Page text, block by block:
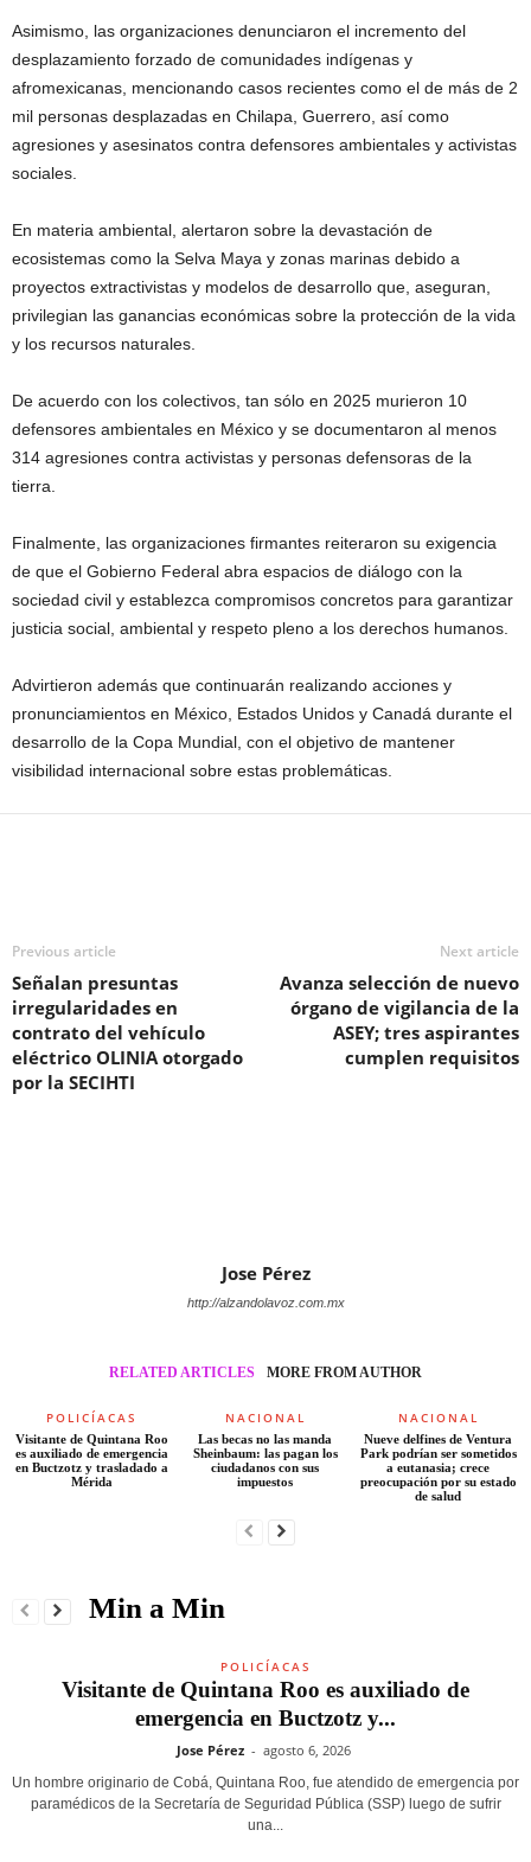
Asimismo, las organizaciones denunciaron el incremento del
desplazamiento forzado de comunidades indígenas y
afromexicanas, mencionando casos recientes como el de más de 2
mil personas desplazadas en Chilapa, Guerrero, así como
agresiones y asesinatos contra defensores ambientales y activistas
sociales.
En materia ambiental, alertaron sobre la devastación de
ecosistemas como la Selva Maya y zonas marinas debido a
proyectos extractivistas y modelos de desarrollo que, aseguran,
privilegian las ganancias económicas sobre la protección de la vida
y los recursos naturales.
De acuerdo con los colectivos, tan sólo en 2025 murieron 10
defensores ambientales en México y se documentaron al menos
314 agresiones contra activistas y personas defensoras de la
tierra.
Finalmente, las organizaciones firmantes reiteraron su exigencia
de que el Gobierno Federal abra espacios de diálogo con la
sociedad civil y establezca compromisos concretos para garantizar
justicia social, ambiental y respeto pleno a los derechos humanos.
Advirtieron además que continuarán realizando acciones y
pronunciamientos en México, Estados Unidos y Canadá durante el
desarrollo de la Copa Mundial, con el objetivo de mantener
visibilidad internacional sobre estas problemáticas.
Previous article
Señalan presuntas
irregularidades en
contrato del vehículo
eléctrico OLINIA otorgado
por la SECIHTI
Next article
Avanza selección de nuevo
órgano de vigilancia de la
ASEY; tres aspirantes
cumplen requisitos
Jose Pérez
http://alzandolavoz.com.mx
RELATED ARTICLES MORE FROM AUTHOR
POLICÍACAS
Visitante de Quintana Roo
es auxiliado de emergencia
en Buctzotz y trasladado a
Mérida
NACIONAL
Las becas no las manda
Sheinbaum: las pagan los
ciudadanos con sus
impuestos
NACIONAL
Nueve delfines de Ventura
Park podrían ser sometidos
a eutanasia; crece
preocupación por su estado
de salud
Min a Min
POLICÍACAS
Visitante de Quintana Roo es auxiliado de
emergencia en Buctzotz y...
Jose Pérez - agosto 6, 2026
Un hombre originario de Cobá, Quintana Roo, fue atendido de emergencia por
paramédicos de la Secretaría de Seguridad Pública (SSP) luego de sufrir
una...